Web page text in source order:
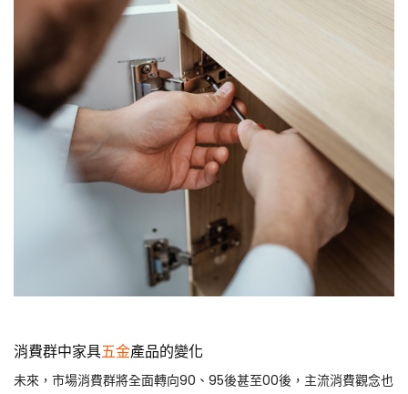
消費群中家具五金產品的變化
未來，市場消費群將全面轉向90、95後甚至00後，主流消費觀念也